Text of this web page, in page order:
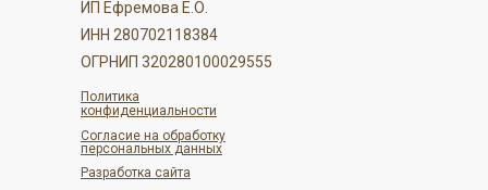
Политика
конфиденциальности
Разработка сайта
ОГРНИП 320280100029555
ИНН 280702118384
ИП Ефремова Е.О.
Согласие на обработку
персональных данных